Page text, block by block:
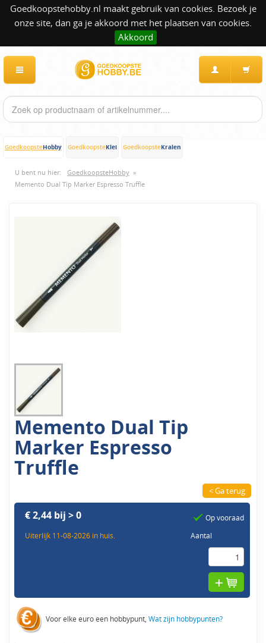
Goedkoopstehobby.nl maakt gebruik van cookies. Bezoek je
onze site, dan ga je akkoord met het plaatsen van cookies.
Akkoord
GoedkoopsteHobby GoedkoopsteKlei GoedkoopsteKralen
U bent nu hier: GoedkoopsteHobby »
Memento Dual Tip Marker Espresso Truffle
Memento Dual Tip
Marker Espresso
Truffle
< Ga terug
€ 2,44 bij > 0
Uiterlijk 11-08-2026 in huis.
Op vooraad
Aantal
Voor elke euro een hobbypunt,Wat zijn hobbypunten?